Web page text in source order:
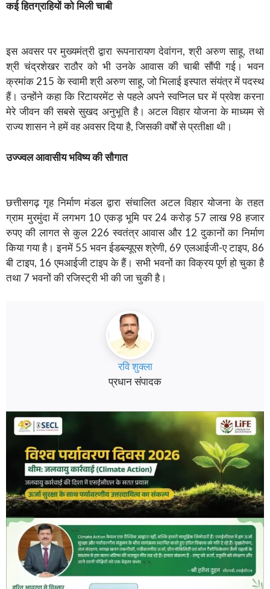
कई हितग्राहियों को मिली चाबी
इस अवसर पर मुख्यमंत्री द्वारा रूपनारायण देवांगन, श्री अरुण साहू, तथा
श्री चंद्रशेखर राठौर को भी उनके आवास की चाबी सौंपी गई। भवन
क्रमांक 215 के स्वामी श्री अरुण साहू, जो भिलाई इस्पात संयंत्र में पदस्थ
हैं। उन्होंने कहा कि रिटायरमेंट से पहले अपने स्वप्निल घर में प्रवेश करना
मेरे जीवन की सबसे सुखद अनुभूति है। अटल विहार योजना के माध्यम से
राज्य शासन ने हमें वह अवसर दिया है, जिसकी वर्षों से प्रतीक्षा थी।
उज्ज्वल आवासीय भविष्य की सौगात
छत्तीसगढ़ गृह निर्माण मंडल द्वारा संचालित अटल विहार योजना के तहत
ग्राम मुरमुंदा में लगभग 10 एकड़ भूमि पर 24 करोड़ 57 लाख 98 हजार
रुपए की लागत से कुल 226 स्वतंत्र आवास और 12 दुकानों का निर्माण
किया गया है। इनमें 55 भवन ईडब्ल्यूएस श्रेणी, 69 एलआईजी-ए टाइप, 86
बी टाइप, 16 एमआईजी टाइप के हैं। सभी भवनों का विक्रय पूर्ण हो चुका है
तथा 7 भवनों की रजिस्ट्री भी की जा चुकी है।
रवि शुक्ला
प्रधान संपादक